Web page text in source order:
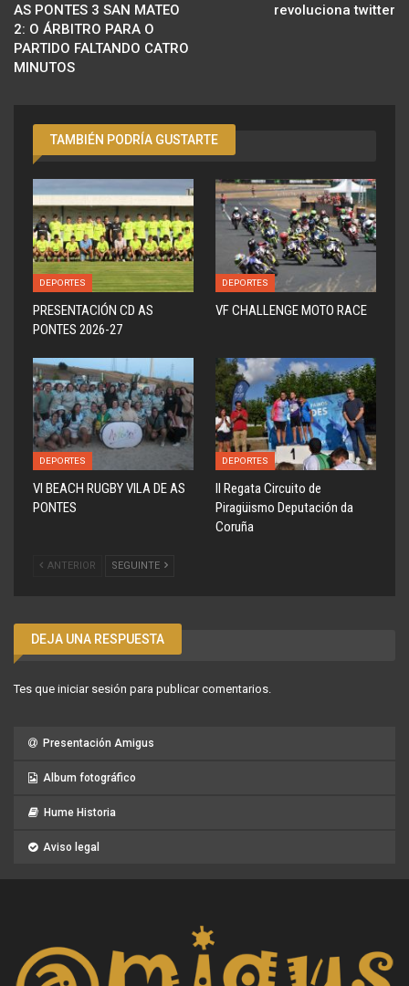
AS PONTES 3 SAN MATEO
2: O ÁRBITRO PARA O
PARTIDO FALTANDO CATRO
MINUTOS
revoluciona twitter
TAMBIÉN PODRÍA GUSTARTE
DEPORTES
PRESENTACIÓN CD AS
PONTES 2026-27
DEPORTES
VF CHALLENGE MOTO RACE
DEPORTES
VI BEACH RUGBY VILA DE AS
PONTES
DEPORTES
ll Regata Circuito de
Piragüismo Deputación da
Coruña
ANTERIOR SEGUINTE
DEJA UNA RESPUESTA
Tes que iniciar sesión para publicar comentarios.
Presentación Amigus
Album fotográfico
Hume Historia
Aviso legal